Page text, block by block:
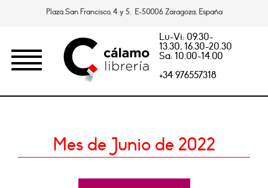
Plaza San Francisco, 4 y 5. E-50006 Zaragoza, España
Lu-Vi: 09.30-
13.30, 16.30-20.30
Sa: 10.00-14.00
+34 976557318
Mes de Junio de 2022